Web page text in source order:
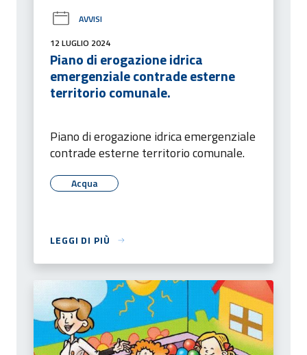
AVVISI
12 LUGLIO 2024
Piano di erogazione idrica
emergenziale contrade esterne
territorio comunale.
Piano di erogazione idrica emergenziale
contrade esterne territorio comunale.
Acqua
LEGGI DI PIÙ